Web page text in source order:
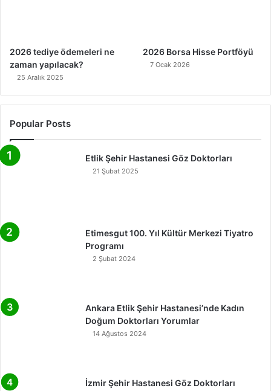
2026 tediye ödemeleri ne
zaman yapılacak?
25 Aralık 2025
2026 Borsa Hisse Portföyü
7 Ocak 2026
Popular Posts
Etlik Şehir Hastanesi Göz Doktorları
21 Şubat 2025
Etimesgut 100. Yıl Kültür Merkezi Tiyatro
Programı
2 Şubat 2024
Ankara Etlik Şehir Hastanesi’nde Kadın
Doğum Doktorları Yorumlar
14 Ağustos 2024
İzmir Şehir Hastanesi Göz Doktorları